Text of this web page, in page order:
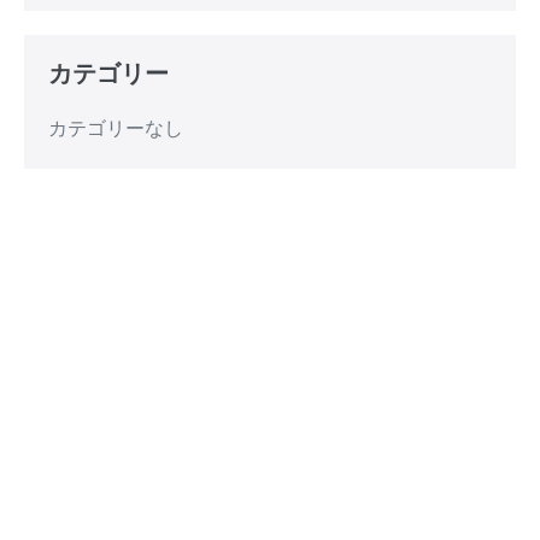
カテゴリー
カテゴリーなし